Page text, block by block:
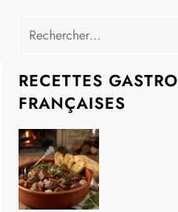
Rechercher :
RECETTES
FRANÇAISES